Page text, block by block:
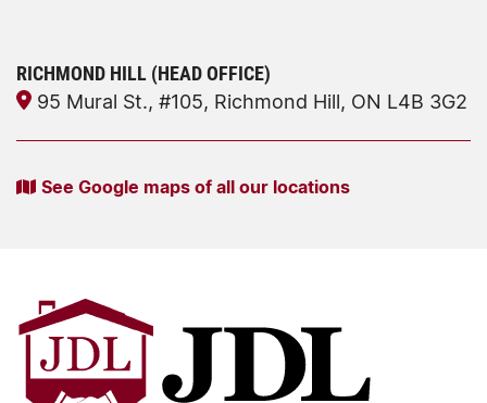
RICHMOND HILL (HEAD OFFICE)
95 Mural St., #105, Richmond Hill, ON L4B 3G2
See Google maps of all our locations